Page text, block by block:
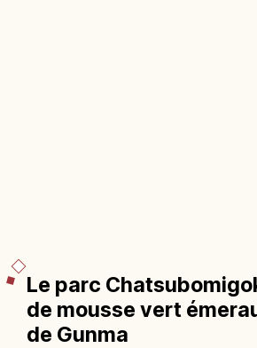
Le parc
de mousse vert
de Gunma